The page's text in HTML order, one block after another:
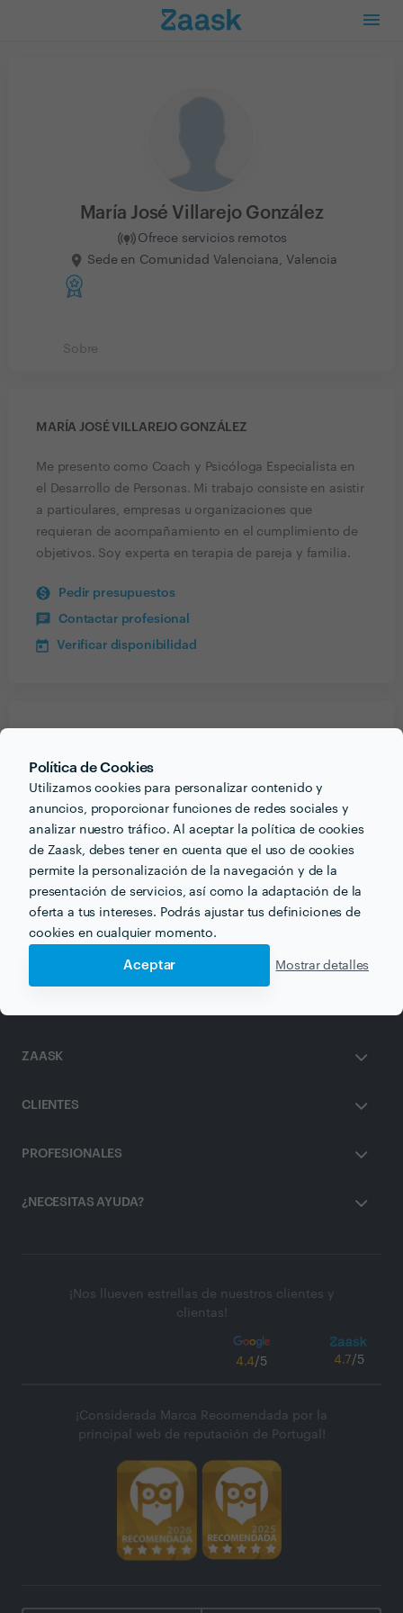
Política de Cookies
Utilizamos cookies para personalizar contenido y
anuncios, proporcionar funciones de redes sociales y
analizar nuestro tráfico. Al aceptar la política de cookies
de Zaask, debes tener en cuenta que el uso de cookies
permite la personalización de la navegación y de la
presentación de servicios, así como la adaptación de la
oferta a tus intereses. Podrás ajustar tus definiciones de
cookies en cualquier momento.
Aceptar Mostrar detalles
María José Villarejo González
Ofrece servicios remotos
Sede en Comunidad Valenciana, Valencia
Sobre
MARÍA JOSÉ VILLAREJO GONZÁLEZ
Me presento como Coach y Psicóloga Especialista en
el Desarrollo de Personas. Mi trabajo consiste en asistir
a particulares, empresas u organizaciones que
requieran de acompañamiento en el cumplimiento de
objetivos. Soy experta en terapia de pareja y familia.
Pedir presupuestos
Contactar profesional
Verificar disponibilidad
Otros servicios proporcionados por
María José Villarejo
González
Terapia de Parejas en valencia
ZAASK
CLIENTES
PROFESIONALES
¿NECESITAS AYUDA?
¡Nos llueven estrellas de nuestros clientes y
clientas!
4.4/5 4.7/5
¡Considerada Marca Recomendada por la
principal web de reputación de Portugal!